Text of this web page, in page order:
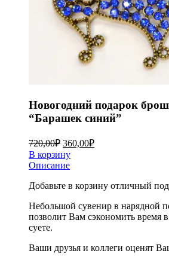
Новогодний подарок
“Барашек синий”
720,00₽ 360,00₽
В корзину
Описание
Добавьте в корзину отличный
Небольшой сувенир в нарядной
позволит Вам сэкономить время
суете.
Ваши друзья и коллеги оценят